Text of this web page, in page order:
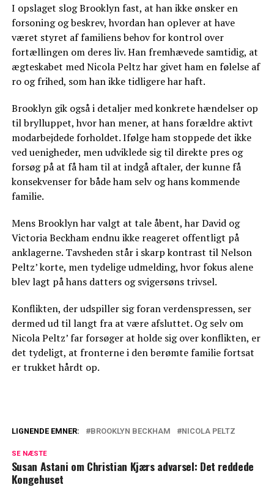
I opslaget slog Brooklyn fast, at han ikke ønsker en
forsoning og beskrev, hvordan han oplever at have
været styret af familiens behov for kontrol over
fortællingen om deres liv. Han fremhævede samtidig, at
ægteskabet med Nicola Peltz har givet ham en følelse af
ro og frihed, som han ikke tidligere har haft.
Brooklyn gik også i detaljer med konkrete hændelser op
til brylluppet, hvor han mener, at hans forældre aktivt
modarbejdede forholdet. Ifølge ham stoppede det ikke
ved uenigheder, men udviklede sig til direkte pres og
forsøg på at få ham til at indgå aftaler, der kunne få
konsekvenser for både ham selv og hans kommende
familie.
Mens Brooklyn har valgt at tale åbent, har David og
Victoria Beckham endnu ikke reageret offentligt på
anklagerne. Tavsheden står i skarp kontrast til Nelson
Peltz’ korte, men tydelige udmelding, hvor fokus alene
blev lagt på hans datters og svigersøns trivsel.
Konflikten, der udspiller sig foran verdenspressen, ser
dermed ud til langt fra at være afsluttet. Og selv om
Nicola Peltz’ far forsøger at holde sig over konflikten, er
det tydeligt, at fronterne i den berømte familie fortsat
er trukket hårdt op.
er død for mig"
Iskold luft i Beckham-familien: Ignoreret
LIGNENDE EMNER: BROOKLYN BECKHAM NICOLA PELTZ
SE NÆSTE
Susan Astani om Christian Kjærs advarsel: Det reddede
Kongehuset